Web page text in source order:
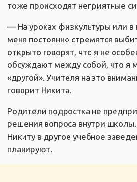
тоже происходят неприятные
— На уроках физкультуры или в
меня постоянно стремятся
открыто говорят, что я не
обсуждают между собой, что я
«другой». Учителя на это
говорит Никита.
Родители подростка не
решения вопроса внутри
Никиту в другое учебное
планируют.